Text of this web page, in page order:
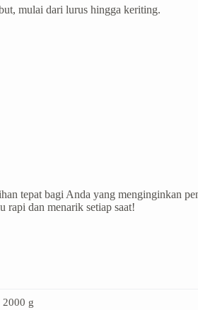
mulai dari lurus hingga keriting.
tepat bagi Anda yang menginginkan
rapi dan menarik setiap saat!
2000 g